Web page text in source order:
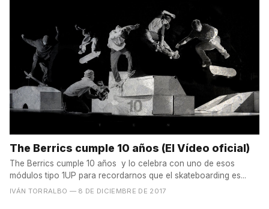
The Berrics cumple 10 años (El Vídeo oficial)
The Berrics cumple 10 años y lo celebra con uno de esos
módulos tipo 1UP para recordarnos que el skateboarding es...
IVÁN TORRALBO — 8 DE DICIEMBRE DE 2017